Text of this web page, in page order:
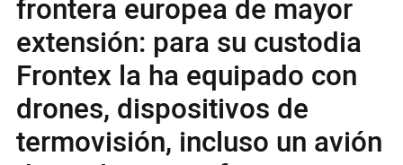
frontera europea de mayor
extensión: para su custodia
Frontex la ha equipado con
drones, dispositivos de
termovisión, incluso un avión